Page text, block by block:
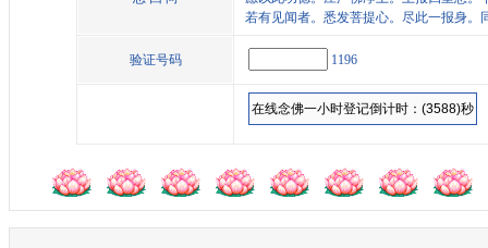
若有见闻者。悉发菩提心。尽此一报身。
验证号码 1196